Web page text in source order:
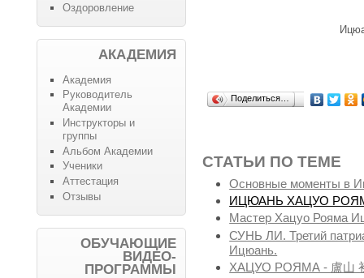
Поделиться…
СТАТЬИ ПО ТЕМЕ
Основные моменты в
ИЦЮАНЬ ХАЦУО
Мастер Хацуо Рояма
СУНЬ ЛИ. Третий
Ицюань.
ХАЦУО РОЯМА - 盧山
Оздоровление
АКАДЕМИЯ
Академия
Руководитель
Академии
Инструкторы и
группы
Альбом Академии
Ученики
Аттестация
Отзывы
ОБУЧАЮЩИЕ
ВИДЕО-
ПРОГРАММЫ